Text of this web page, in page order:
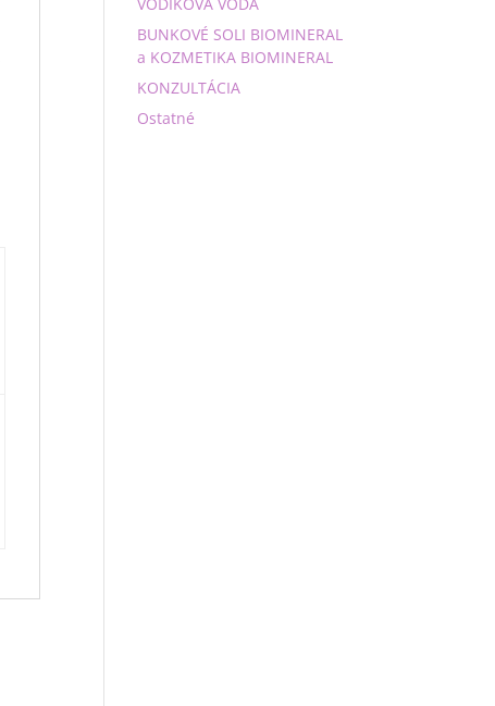
BUNKOVÉ SOLI BIOMINERAL
a KOZMETIKA BIOMINERAL
KONZULTÁCIA
Ostatné